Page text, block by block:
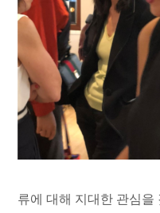
류에 대해 지대한 관심